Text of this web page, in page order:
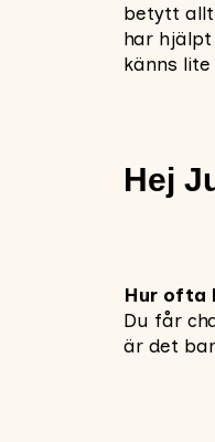
betytt allt
har
känns
Hej
Hur ofta
Du får
är det